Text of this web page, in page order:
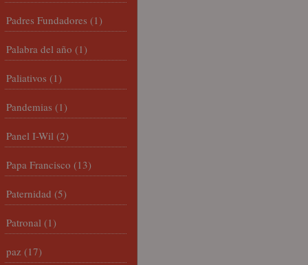
Padres Fundadores (1)
Palabra del año (1)
Paliativos (1)
Pandemias (1)
Panel I-Wil (2)
Papa Francisco (13)
Paternidad (5)
Patronal (1)
paz (17)